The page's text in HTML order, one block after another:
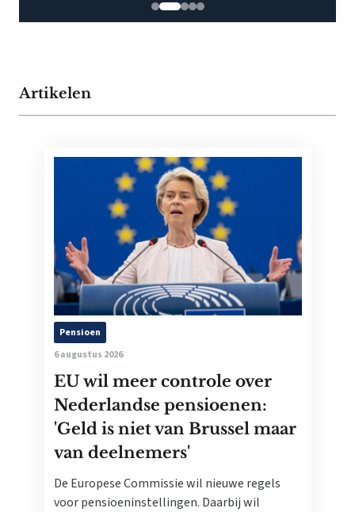
Artikelen
Pensioen
6 augustus 2026
EU wil meer controle over
Nederlandse pensioenen:
'Geld is niet van Brussel maar
van deelnemers'
De Europese Commissie wil nieuwe regels
voor pensioeninstellingen. Daarbij wil